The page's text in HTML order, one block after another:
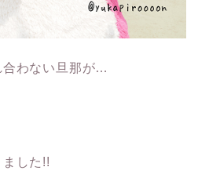
合わない旦那が…
した!!